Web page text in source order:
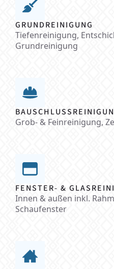
GRUNDREINIGUNG
Tiefenreinigung,
Grundreinigung
Grob- & Feinreinigung,
FENSTER- &
Innen & außen inkl.
Schaufenster